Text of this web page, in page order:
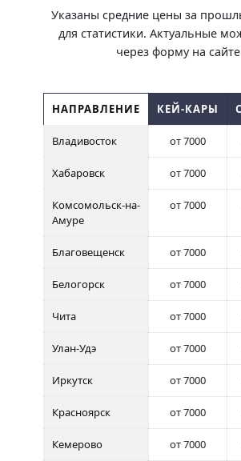
Указаны средние цены за
для статистики. Актуальные
через форму на
НАПРАВЛЕНИЕ КЕЙ-КАРЫ
Владивосток от 7000
Хабаровск от 7000
Комсомольск-на-
Амуре
от 7000
Благовещенск от 7000
Белогорск от 7000
Чита от 7000
Улан-Удэ от 7000
Иркутск от 7000
Красноярск от 7000
Кемерово от 7000